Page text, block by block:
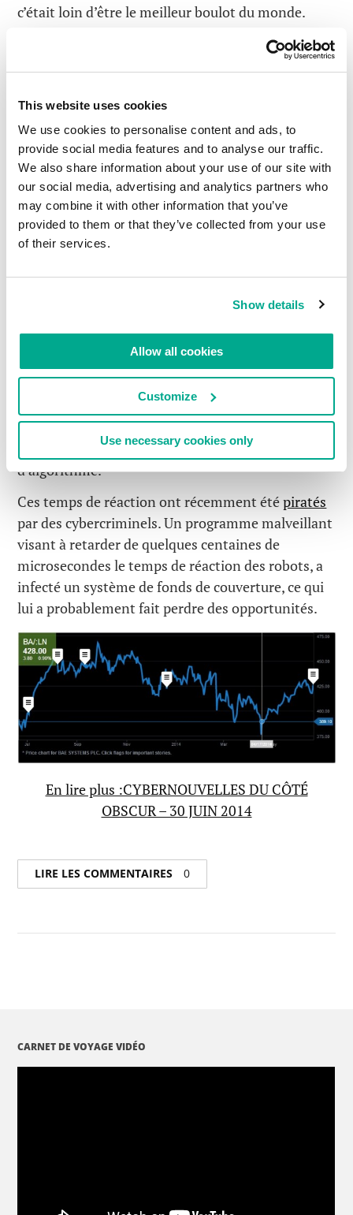
This website uses cookies
We use cookies to personalise content and ads, to
provide social media features and to analyse our traffic.
We also share information about your use of our site with
our social media, advertising and analytics partners who
may combine it with other information that you’ve
provided to them or that they’ve collected from your use
of their services.
Show details
Allow all cookies
Customize
Use necessary cookies only
c’était loin d’être le meilleur boulot du monde.
Quoi qu’il en soit, c’était il y a longtemps. Toute
cette main d’œuvre épuisée a été remplacée par
de se creuser les méninges, stresser ou transpirer :
une grande partie du travail est prise en charge par
des machines. Ces robots sont programmés pour
déterminer quel est le meilleur moment pour
vendre ou acheter. En d’autres termes, le métier de
courtier se résume aujourd’hui à la
programmation de robots. Et dans ce cas, leur
essentiel pour tirer un maximum de profit des
oscillations du marché. La vitesse dépend donc de
dire que plus le robot se trouve proche du centre
boursier, plus il aura de chance de faire du
bénéfice. Et inversement, les robots situés en
périphérie seront toujours en retard, tout comme
ceux qui ne disposent pas du tout nouveau logiciel
d’algorithme.
Ces temps de réaction ont récemment étépiratés
par des cybercriminels. Un programme malveillant
visant à retarder de quelques centaines de
microsecondes le temps de réaction des robots, a
infecté un système de fonds de couverture, ce qui
lui a probablement fait perdre des opportunités.
En lire plus :CYBERNOUVELLES DU CÔTÉ
OBSCUR – 30 JUIN 2014
LIRE LES COMMENTAIRES 0
CARNET DE VOYAGE VIDÉO